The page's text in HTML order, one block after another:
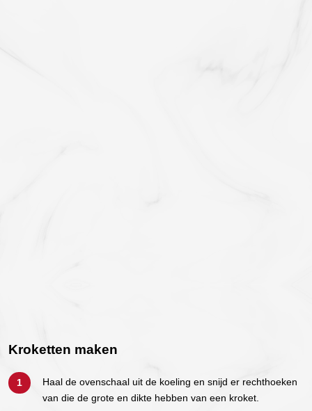
Kroketten maken
Haal de ovenschaal uit de koeling en snijd er rechthoeken
van die de grote en dikte hebben van een kroket.